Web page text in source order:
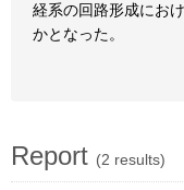
経系の回路形成にお
かとなった。
Report (2 results)